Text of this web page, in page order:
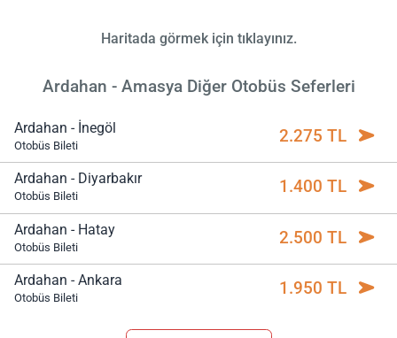
Haritada görmek için tıklayınız.
Ardahan - Amasya Diğer Otobüs Seferleri
Ardahan - İnegöl
Otobüs Bileti 2.275 TL
Ardahan - Diyarbakır
Otobüs Bileti 1.400 TL
Ardahan - Hatay
Otobüs Bileti 2.500 TL
Ardahan - Ankara
Otobüs Bileti 1.950 TL